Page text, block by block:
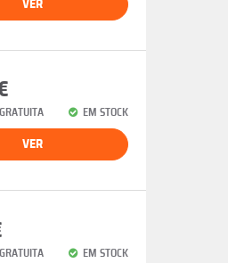
VER
EM STOCK
VER
EM STOCK